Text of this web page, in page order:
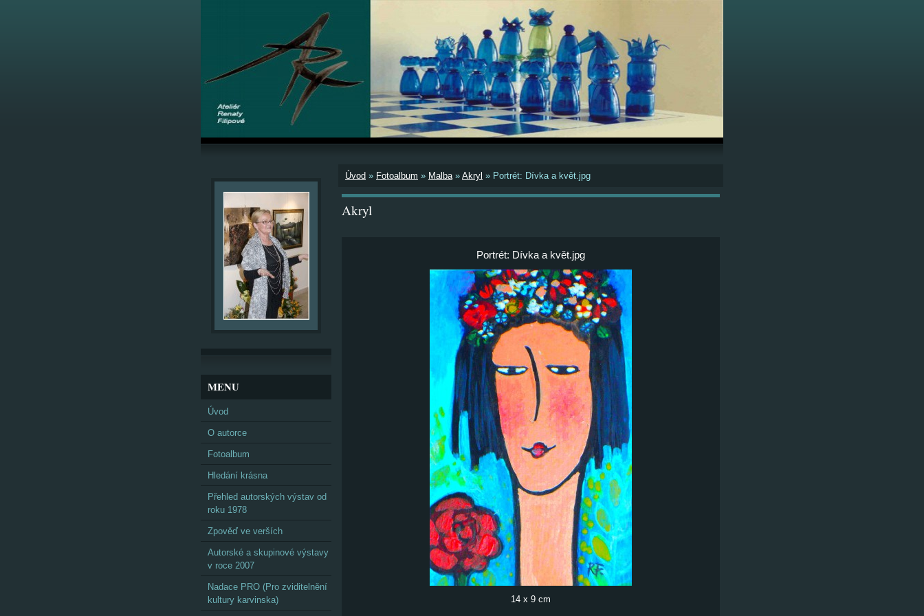
Úvod » Fotoalbum » Malba» Akryl » Portrét: Dívka a květ.jpg
Akryl
Portrét: Dívka a květ.jpg
14 x 9 cm
MENU
Úvod
O autorce
Fotoalbum
Hledání krásna
Přehled autorských výstav od
roku 1978
Zpověď ve verších
Autorské a skupinové výstavy
v roce 2007
Nadace PRO (Pro zviditelnění
kultury karvinska)